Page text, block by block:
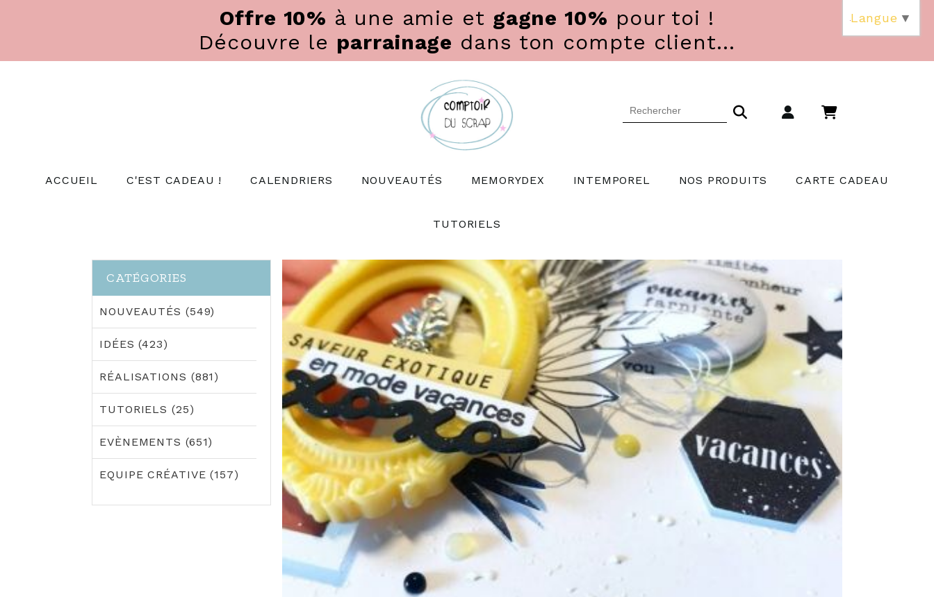
Offre 10% à une amie et gagne 10% pour toi !
Découvre le parrainage dans ton compte client...
ACCUEIL C'EST CADEAU ! CALENDRIERS NOUVEAUTÉS MEMORYDEX INTEMPOREL NOS PRODUITS CARTE CADEAU
TUTORIELS
CATÉGORIES
NOUVEAUTÉS (549)
IDÉES (423)
RÉALISATIONS (881)
TUTORIELS (25)
EVÈNEMENTS (651)
EQUIPE CRÉATIVE (157)
Langue ▼